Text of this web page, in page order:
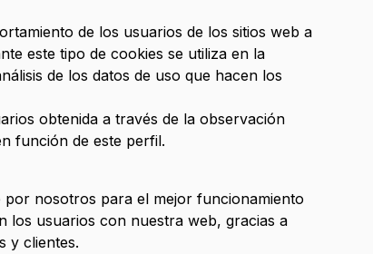
de los usuarios de los sitios web a
este tipo de cookies se utiliza en la
de los datos de uso que hacen los
obtenida a través de la observación
función de este perfil.
por nosotros para el mejor funcionamiento
los usuarios con nuestra web, gracias a
y clientes.